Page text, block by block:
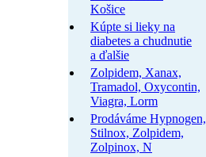
Košice
Kúpte si lieky na
diabetes a chudnutie
a ďalšie
Zolpidem, Xanax,
Tramadol, Oxycontin,
Viagra, Lorm
Prodáváme Hypnogen,
Stilnox, Zolpidem,
Zolpinox, N